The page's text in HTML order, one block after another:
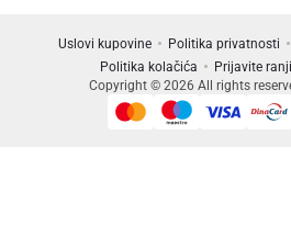
Uslovi kupovine Politika privatnosti
Politika kolačića
Prijavite
Copyright © 2026 All rights